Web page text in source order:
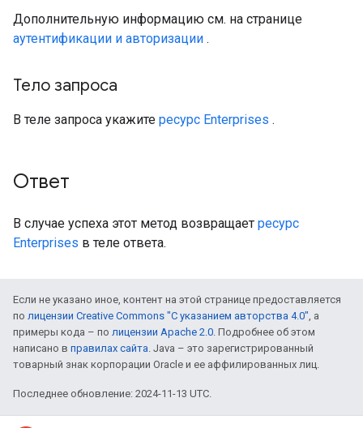
Дополнительную информацию см. на странице
аутентификации и авторизации .
Тело запроса
В теле запроса укажите ресурс Enterprises .
Ответ
В случае успеха этот метод возвращает ресурс
Enterprises в теле ответа.
Если не указано иное, контент на этой странице предоставляется
по лицензии Creative Commons "С указанием авторства 4.0", а
примеры кода – по лицензии Apache 2.0. Подробнее об этом
написано в правилах сайта. Java – это зарегистрированный
товарный знак корпорации Oracle и ее аффилированных лиц.
Последнее обновление: 2024-11-13 UTC.